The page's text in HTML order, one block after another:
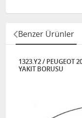
Benzer Ürünler
1323.Y2 / PEUGEOT
YAKIT BORUSU